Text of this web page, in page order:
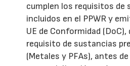
cumplen los requisitos de
incluidos en el PPWR y
UE de Conformidad (DoC),
requisito de sustancias
(Metales y PFAs), antes de